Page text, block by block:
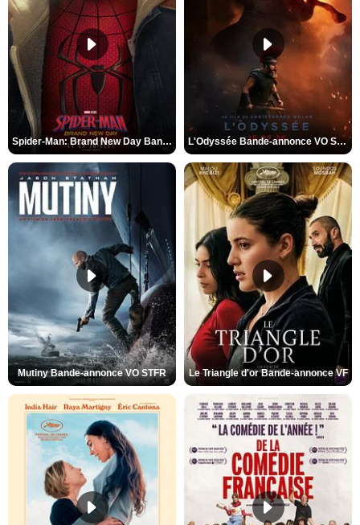
Spider-Man: Brand New Day Bande-annonce VO STFR L'Odyssée Bande-annonce VO STFR
Mutiny Bande-annonce VO STFR Le Triangle d'or Bande-annonce VF